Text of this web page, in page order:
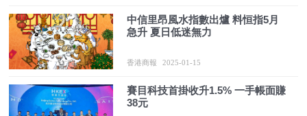
中信里昂風水指數出爐 料恒指5月
急升 夏日低迷無力
香港商報 2025-01-15
賽目科技首掛收升1.5% 一手帳面賺
38元